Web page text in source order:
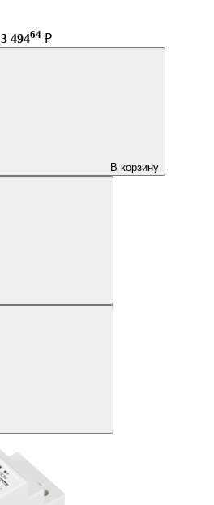
3 49464 ₽
В корзину